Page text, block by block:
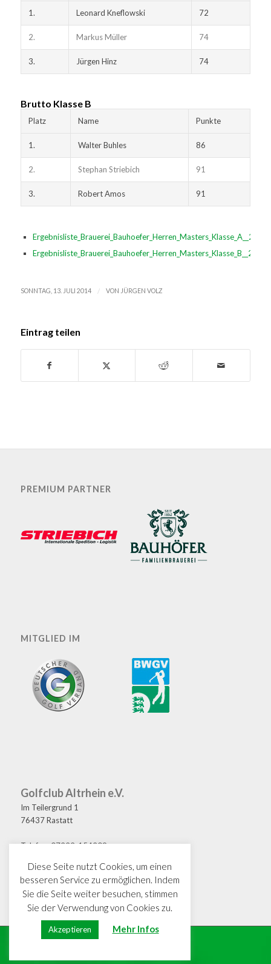
1. Leonard Kneflowski 72
2. Markus Müller 74
3. Jürgen Hinz 74
Brutto Klasse B
Platz Name Punkte
1. Walter Buhles 86
2. Stephan Striebich 91
3. Robert Amos 91
Ergebnisliste_Brauerei_Bauhoefer_Herren_Masters_Klasse_A__2014
Ergebnisliste_Brauerei_Bauhoefer_Herren_Masters_Klasse_B__2014
SONNTAG, 13. JULI 2014 / VON JÜRGEN VOLZ
Eintrag teilen
PREMIUM PARTNER
MITGLIED IM
Golfclub Altrhein e.V.
Im Teilergrund 1
76437 Rastatt
Telefon: 07222-154209
E-Mail: golf@gcaltrhein.de
Diese Seite nutzt Cookies, um einen
besseren Service zu ermöglichen. Indem
Sie die Seite weiter besuchen, stimmen
Sie der Verwendung von Cookies zu.
Akzeptieren Mehr Infos